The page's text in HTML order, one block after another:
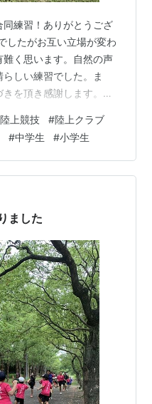
同練習！ありがとうござ
したがお互い立場が変わ
く思います。自然の声
しい練習でした。ま
を頂き感謝します。次
らうと、体験申込フォ
下さい。追って、ご連
ネルも！ぼちぼち始めま
録していただけると励
間を増やすきっかけが
陸上競技 #陸上クラブ
#中学生 #小学生
ました